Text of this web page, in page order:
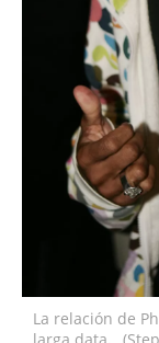
La relación de
larga data.